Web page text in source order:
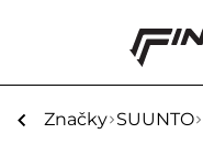
Značky SUUNTO